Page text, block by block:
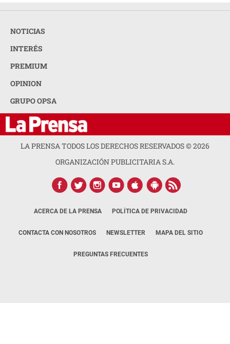
NOTICIAS
INTERÉS
PREMIUM
OPINION
GRUPO OPSA
LA PRENSA TODOS LOS DERECHOS RESERVADOS ©2026
ORGANIZACIÓN PUBLICITARIA S.A.
ACERCA DE LA PRENSA POLÍTICA DE PRIVACIDAD
CONTACTA CON NOSOTROS NEWSLETTER MAPA DEL SITIO
PREGUNTAS FRECUENTES